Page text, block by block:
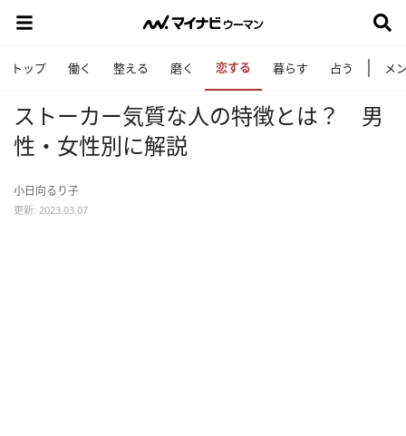
トップ 働く 整える 磨く 恋する 暮らす 占う メ
ストーカー気質な人の特徴とは？ 男
性・女性別に解説
小日向るり子
更新: 2023.03.07